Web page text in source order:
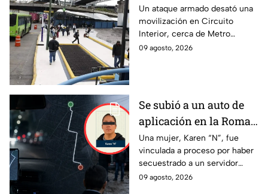
cerca del Metro
Oceanía deja un
lesionado
Un ataque armado desató una
movilización en Circuito
Interior, cerca de Metro
Oceanía. Un hombre resultó
09 agosto, 2026
Se subió a un auto de
aplicación en la Roma
Norte y apareció sin
vida en Ecatepec: Así
secuestraron a un
servidor público de la
Una mujer, Karen “N”, fue
vinculada a proceso por haber
secuestrado a un servidor
público de la Fiscalía de la
09 agosto, 2026